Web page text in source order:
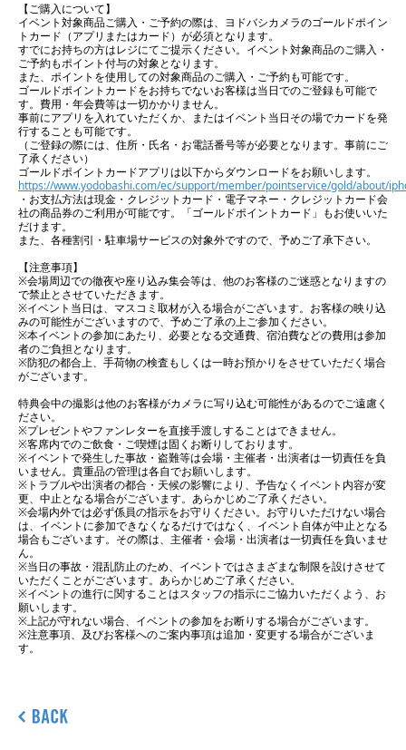
【ご購入について】
イベント対象商品ご購入・ご予約の際は、ヨドバシカメラのゴールドポイン
トカード（アプリまたはカード）が必須となります。
すでにお持ちの方はレジにてご提示ください。イベント対象商品のご購入・
ご予約もポイント付与の対象となります。
また、ポイントを使用しての対象商品のご購入・ご予約も可能です。
ゴールドポイントカードをお持ちでないお客様は当日でのご登録も可能で
す。費用・年会費等は一切かかりません。
事前にアプリを入れていただくか、またはイベント当日その場でカードを発
行することも可能です。
（ご登録の際には、住所・氏名・お電話番号等が必要となります。事前にご
了承ください）
ゴールドポイントカードアプリは以下からダウンロードをお願いします。
https://www.yodobashi.com/ec/support/member/pointservice/gold/about/
・お支払方法は現金・クレジットカード・電子マネー・クレジットカード会
社の商品券のご利用が可能です。「ゴールドポイントカード」もお使いいた
だけます。
また、各種割引・駐車場サービスの対象外ですので、予めご了承下さい。
【注意事項】
※会場周辺での徹夜や座り込み集会等は、他のお客様のご迷惑となりますの
で禁止とさせていただきます。
※イベント当日は、マスコミ取材が入る場合がございます。お客様の映り込
みの可能性がございますので、予めご了承の上ご参加ください。
※本イベントの参加にあたり、必要となる交通費、宿泊費などの費用は参加
者のご負担となります。
※防犯の都合上、手荷物の検査もしくは一時お預かりをさせていただく場合
がございます。
特典会中の撮影は他のお客様がカメラに写り込む可能性があるのでご遠慮く
ださい。
※プレゼントやファンレターを直接手渡しすることはできません。
※客席内でのご飲食・ご喫煙は固くお断りしております。
※イベントで発生した事故・盗難等は会場・主催者・出演者は一切責任を負
いません。貴重品の管理は各自でお願いします。
※トラブルや出演者の都合・天候の影響により、予告なくイベント内容が変
更、中止となる場合がございます。あらかじめご了承ください。
※会場内外では必ず係員の指示をお守りください。お守りいただけない場合
は、イベントに参加できなくなるだけではなく、イベント自体が中止となる
場合もございます。その際は、主催者・会場・出演者は一切責任を負いませ
ん。
※当日の事故・混乱防止のため、イベントではさまざまな制限を設けさせて
いただくことがございます。あらかじめご了承ください。
※イベントの進行に関することはスタッフの指示にご協力いただくよう、お
願いします。
※上記が守れない場合、イベントの参加をお断りする場合がございます。
※注意事項、及びお客様へのご案内事項は追加・変更する場合がございま
す。